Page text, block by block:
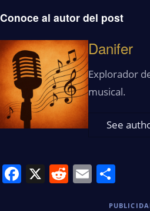
Conoce al autor del post
Danifer
Explorador
musical.
See
Facebook
X Reddit
Email